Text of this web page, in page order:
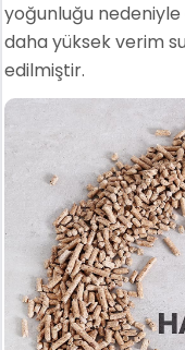
yoğunluğu
daha yüksek verim
edilmiştir.